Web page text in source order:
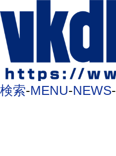
検索-MENU-NEWS-